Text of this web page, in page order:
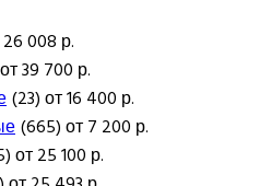
26 008 р.
39 700 р.
(23) от 16 400 р.
(665) от 7 200 р.
от 25 100 р.